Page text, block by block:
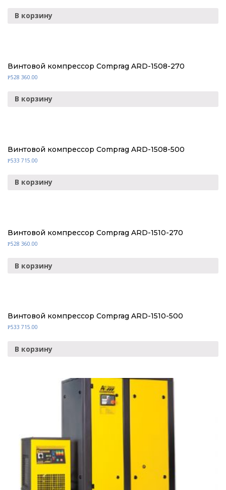
В корзину
Винтовой компрессор Comprag ARD-1508-270
Р528 360.00
В корзину
Винтовой компрессор Comprag ARD-1508-500
Р533 715.00
В корзину
Винтовой компрессор Comprag ARD-1510-270
Р528 360.00
В корзину
Винтовой компрессор Comprag ARD-1510-500
Р533 715.00
В корзину